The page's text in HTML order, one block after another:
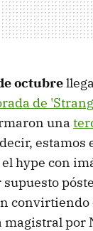
octubre
de
una
hype con
magistral por